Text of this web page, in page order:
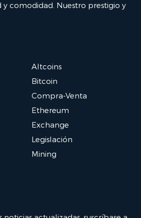
y comodidad. Nuestro prestigio y
Altcoins
Bitcoin
Compra-Venta
Ethereum
Exchange
Legislación
Mining